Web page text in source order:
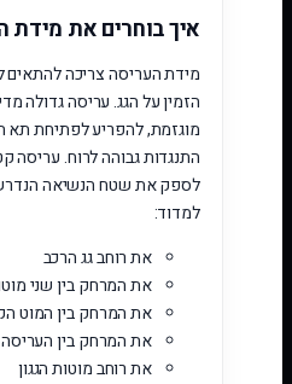
איך בוחרים את מידת
מידת העריסה צריכה להתאים
הזמין על הגג. עריסה גדולה
מוגזמת, להפריע לפתיחת תא
התנגדות גבוהה לרוח. עריסה
לספק את שטח הנשיאה
למדוד:
את רוחב גג הרכב
את המרחק בין שני
את המרחק בין המוט
את המרחק בין
את רוחב מוטות הגגון